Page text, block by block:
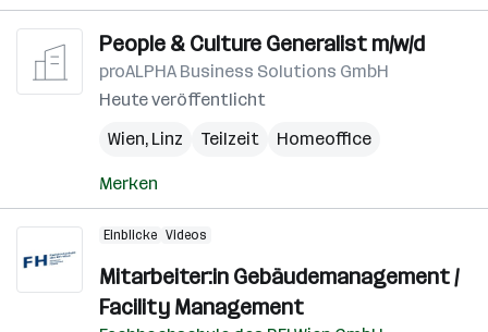
People & Culture Generalist m/w/d
proALPHA Business Solutions GmbH
Heute veröffentlicht
Wien, Linz Teilzeit Homeoffice
Merken
Einblicke Videos
Mitarbeiter:in Gebäudemanagement /
Facility Management